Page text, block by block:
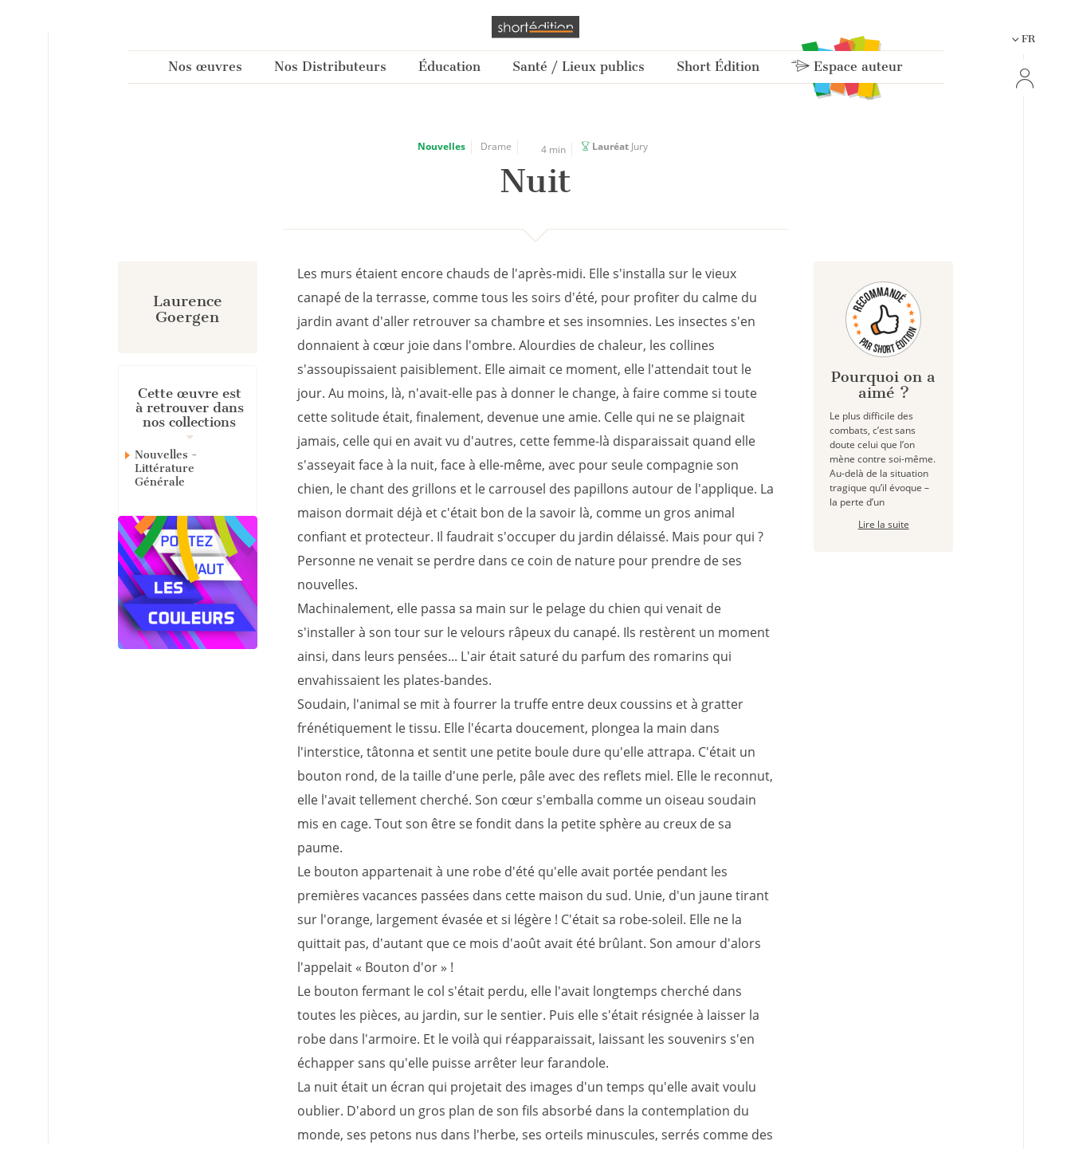
Nos œuvres Nos Distributeurs Éducation Santé / Lieux publics Short Édition Espace auteur
FR
Nouvelles Drame 4 min Lauréat Jury
Nuit
Laurence
Goergen
Cette œuvre est
à retrouver dans
nos collections
Nouvelles -
Littérature
Générale
Les murs étaient encore chauds de l'après-midi. Elle s'installa sur le vieux
canapé de la terrasse, comme tous les soirs d'été, pour profiter du calme du
jardin avant d'aller retrouver sa chambre et ses insomnies. Les insectes s'en
donnaient à cœur joie dans l'ombre. Alourdies de chaleur, les collines
s'assoupissaient paisiblement. Elle aimait ce moment, elle l'attendait tout le
jour. Au moins, là, n'avait-elle pas à donner le change, à faire comme si toute
cette solitude était, finalement, devenue une amie. Celle qui ne se plaignait
jamais, celle qui en avait vu d'autres, cette femme-là disparaissait quand elle
s'asseyait face à la nuit, face à elle-même, avec pour seule compagnie son
chien, le chant des grillons et le carrousel des papillons autour de l'applique. La
maison dormait déjà et c'était bon de la savoir là, comme un gros animal
confiant et protecteur. Il faudrait s'occuper du jardin délaissé. Mais pour qui ?
Personne ne venait se perdre dans ce coin de nature pour prendre de ses
nouvelles.
Machinalement, elle passa sa main sur le pelage du chien qui venait de
s'installer à son tour sur le velours râpeux du canapé. Ils restèrent un moment
ainsi, dans leurs pensées... L'air était saturé du parfum des romarins qui
envahissaient les plates-bandes.
Soudain, l'animal se mit à fourrer la truffe entre deux coussins et à gratter
frénétiquement le tissu. Elle l'écarta doucement, plongea la main dans
l'interstice, tâtonna et sentit une petite boule dure qu'elle attrapa. C'était un
bouton rond, de la taille d'une perle, pâle avec des reflets miel. Elle le reconnut,
elle l'avait tellement cherché. Son cœur s'emballa comme un oiseau soudain
mis en cage. Tout son être se fondit dans la petite sphère au creux de sa
paume.
Le bouton appartenait à une robe d'été qu'elle avait portée pendant les
premières vacances passées dans cette maison du sud. Unie, d'un jaune tirant
sur l'orange, largement évasée et si légère ! C'était sa robe-soleil. Elle ne la
quittait pas, d'autant que ce mois d'août avait été brûlant. Son amour d'alors
l'appelait « Bouton d'or » !
Le bouton fermant le col s'était perdu, elle l'avait longtemps cherché dans
toutes les pièces, au jardin, sur le sentier. Puis elle s'était résignée à laisser la
robe dans l'armoire. Et le voilà qui réapparaissait, laissant les souvenirs s'en
échapper sans qu'elle puisse arrêter leur farandole.
La nuit était un écran qui projetait des images d'un temps qu'elle avait voulu
oublier. D'abord un gros plan de son fils absorbé dans la contemplation du
monde, ses petons nus dans l'herbe, ses orteils minuscules, serrés comme des
Pourquoi on a
aimé ?
Le plus difficile des
combats, c’est sans
doute celui que l’on
mène contre soi-même.
Au-delà de la situation
tragique qu’il évoque –
la perte d’un
Lire la suite